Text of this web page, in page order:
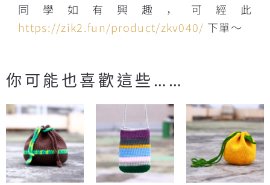
同學如有興趣，可經此
https://zik2.fun/product/zkv040/ 下單～
你可能也喜歡這些……